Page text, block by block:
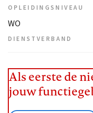
OPLEIDINGSNIVEAU
WO
DIENSTVERBAND
Als eerste de
jouw